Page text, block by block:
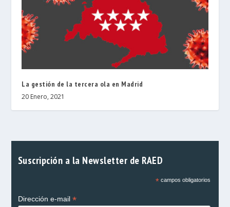
La gestión de la tercera ola en Madrid
20 Enero, 2021
Suscripción a la Newsletter de RAED
*campos obligatorios
Dirección e-mail *